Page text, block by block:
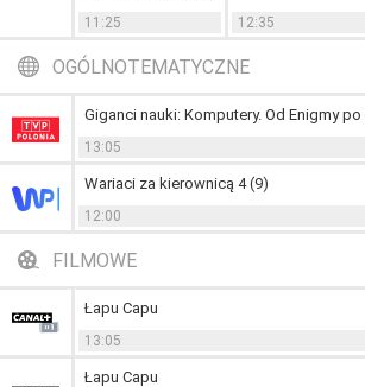
11:25 12:35
OGÓLNOTEMATYCZNE
Giganci nauki: Komputery. Od Enigmy
13:05
Wariaci za kierownicą 4 (9)
12:00
FILMOWE
Łapu Capu
13:05
Łapu Capu